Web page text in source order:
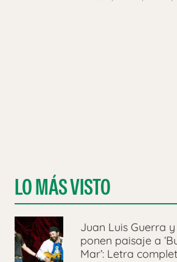
LO MÁS VISTO
Juan Luis Guerra
ponen paisaje a
Mar’: Letra